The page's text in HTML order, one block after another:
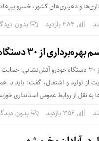
و دهیاری‌های کشور، خسرو
بدون
دستگاه خودرو آتش‌نشانی
استاندار خوزستان در مراسم بهره‌برداری از ۳۰
از تولید و اشتغال، گفت: باید
به نقل از روابط عمومی استانداری
بدون